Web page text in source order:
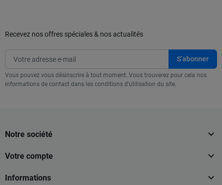
Recevez nos offres spéciales & nos actualités
Vous pouvez vous désinscrire à tout moment. Vous trouverez pour cela nos
informations de contact dans les conditions d'utilisation du site.
Notre société 
Votre compte 
Informations 